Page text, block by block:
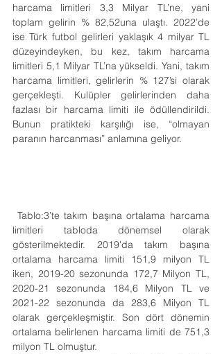
harcama limitleri 3,3 Milyar TL’ne, yani
toplam gelirin % 82,52una ulaştı. 2022’de
ise Türk futbol gelirleri yaklaşık 4 milyar TL
düzeyindeyken, bu kez, takım harcama
limitleri 5,1 Milyar TL’na yükseldi. Yani, takım
harcama limitleri, gelirlerin % 127’si olarak
gerçekleşti. Kulüpler gelirlerinden daha
fazlası bir harcama limiti ile ödüllendirildi.
Bunun pratikteki karşılığı ise, “olmayan
paranın harcanması” anlamına geliyor.
Tablo:3’te takım başına ortalama harcama
limitleri tabloda dönemsel olarak
gösterilmektedir. 2019'da takım başına
ortalama harcama limiti 151,9 milyon TL
iken, 2019-20 sezonunda 172,7 Milyon TL,
2020-21 sezonunda 184,6 Milyon TL ve
2021-22 sezonunda da 283,6 Milyon TL
olarak gerçekleşmiştir. Son dört dönemin
ortalama belirlenen harcama limiti de 751,3
milyon TL olmuştur.